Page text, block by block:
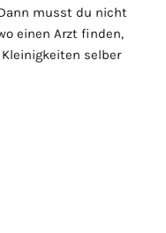
musst du nicht
einen Arzt finden,
selber